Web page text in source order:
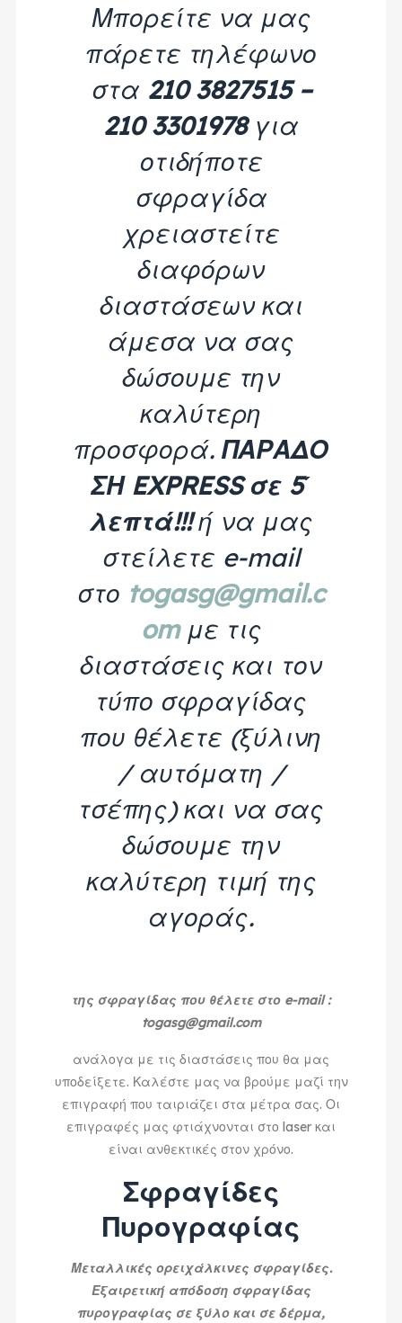
Μπορείτε να μας
πάρετε τηλέφωνο
στα 210 3827515 –
210 3301978για
οτιδήποτε
σφραγίδα
χρειαστείτε
διαφόρων
διαστάσεων και
άμεσα να σας
δώσουμε την
καλύτερη
προσφορά. ΠΑΡΑΔΟ
ΣΗ EXPRESS σε 5΄
λεπτά!!!ή να μας
στείλετε e-mail
στο togasg@gmail.c
omμε τις
διαστάσεις και τον
τύπο σφραγίδας
που θέλετε (ξύλινη
/ αυτόματη /
τσέπης) και να σας
δώσουμε την
καλύτερη τιμή της
αγοράς.
της σφραγίδας που θέλετε στο e-mail :
togasg@gmail.com
ανάλογα με τις διαστάσεις που θα μας
υποδείξετε. Καλέστε μας να βρούμε μαζί την
επιγραφή που ταιριάζει στα μέτρα σας. Οι
επιγραφές μας φτιάχνονται στο laser και
είναι ανθεκτικές στον χρόνο.
Σφραγίδες
Πυρογραφίας
Μεταλλικές ορειχάλκινες σφραγίδες.
Εξαιρετική απόδοση σφραγίδας
πυρογραφίας σε ξύλο και σε δέρμα,